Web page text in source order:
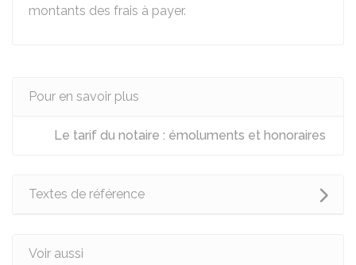
montants des frais à payer.
Pour en savoir plus
Le tarif du notaire : émoluments et honoraires
Textes de référence
Voir aussi